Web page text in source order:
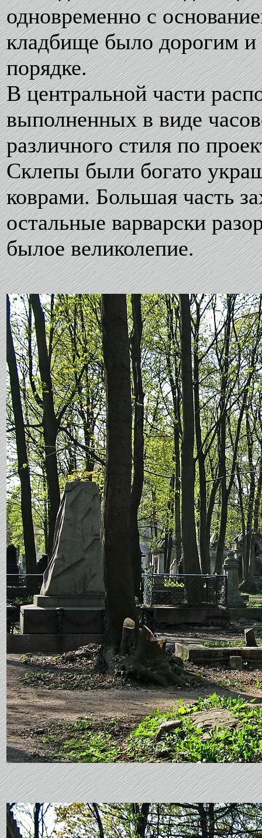
одновременно с
кладбище было дорогим и
порядке.
В центральной части
выполненных в виде
различного стиля по
Склепы были богато
коврами. Большая часть
остальные варварски
былое великолепие.